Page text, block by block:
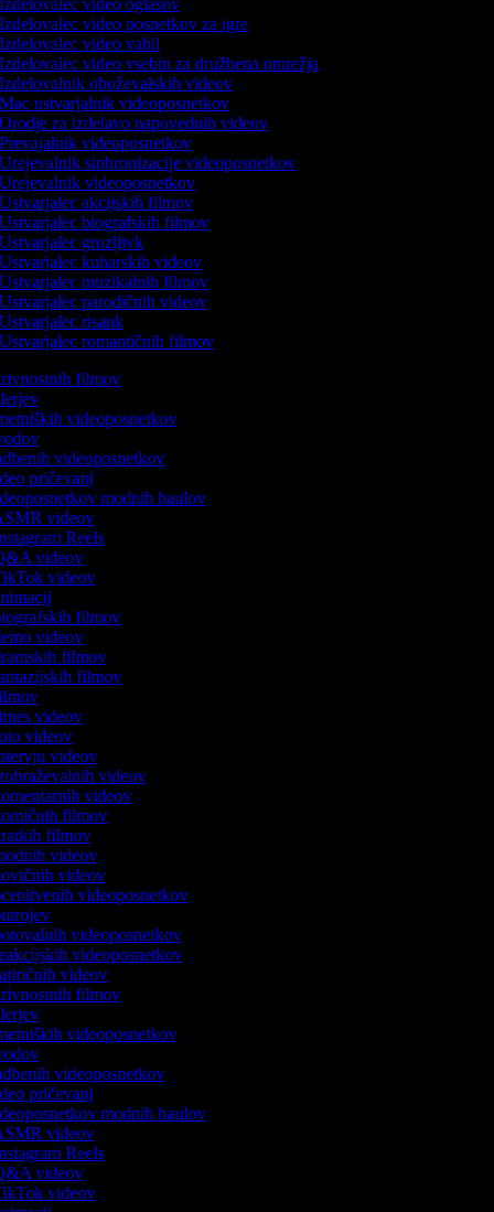
video oglasov
video posnetkov za igre
video vabil
video vsebin za družbena omrežja
oboževalskih videov
ustvarjalnik videoposnetkov
za izdelavo napovednih videov
videoposnetkov
sinhronizacije videoposnetkov
videoposnetkov
akcijskih filmov
biografskih filmov
grozljivk
kuharskih videov
muzikalnih filmov
parodičnih videov
risank
romantičnih filmov
filmov
videoposnetkov
videoposnetkov
pričevanj
modnih haulov
videov
Reels
videov
videov
filmov
videov
filmov
filmov
videov
videov
videov
videov
videov
filmov
filmov
videov
videov
videoposnetkov
videoposnetkov
videoposnetkov
videov
filmov
videoposnetkov
videoposnetkov
pričevanj
modnih haulov
videov
Reels
videov
videov